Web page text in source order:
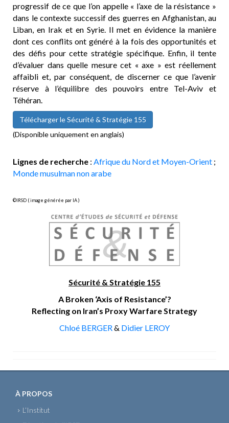
progressif de ce que l’on appelle « l’axe de la résistance »
dans le contexte successif des guerres en Afghanistan, au
Liban, en Irak et en Syrie. Il met en évidence la manière
dont ces conflits ont généré à la fois des opportunités et
des défis pour cette stratégie spécifique. Enfin, il tente
d’évaluer dans quelle mesure cet « axe » est réellement
affaibli et, par conséquent, de discerner ce que l’avenir
réserve à l’équilibre des pouvoirs entre Tel-Aviv et
Téhéran.
Télécharger le Sécurité & Stratégie 155
(Disponible uniquement en anglais)
Lignes de recherche : Afrique du Nord et Moyen-Orient ;
Monde musulman non arabe
©IRSD ( image générée par IA )
Sécurité & Stratégie 155
A Broken ‘Axis of Resistance’?
Reflecting on Iran’s Proxy Warfare Strategy
Chloé BERGER& Didier LEROY
À PROPOS
L’Institut